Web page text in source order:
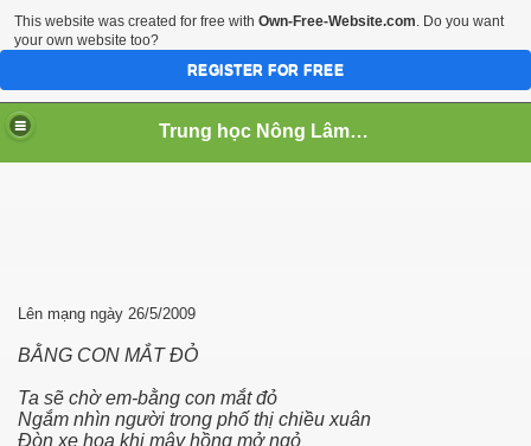
Trung học Nông Lâm Súc Cần Thơ
Lên mạng ngày 26/5/2009
BẰNG CON MẮT ĐỎ
Ta sẽ chờ em-bằng con mắt đỏ
Ngắm nhìn người trong phố thị chiều xuân
Đòn xe hoa khi mây hồng mở ngỏ
This website was created for free with Own-Free-Website.com. Do you want
your own website too?
REGISTER FOR FREE